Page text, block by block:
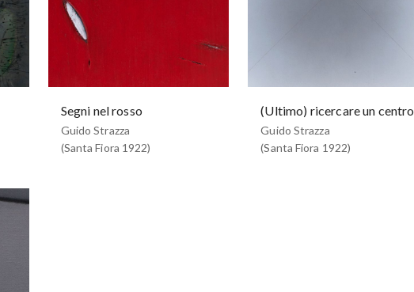
Segni nel rosso
Guido Strazza
(Santa Fiora 1922)
(Ultimo) ricercare un centro
Guido Strazza
(Santa Fiora 1922)